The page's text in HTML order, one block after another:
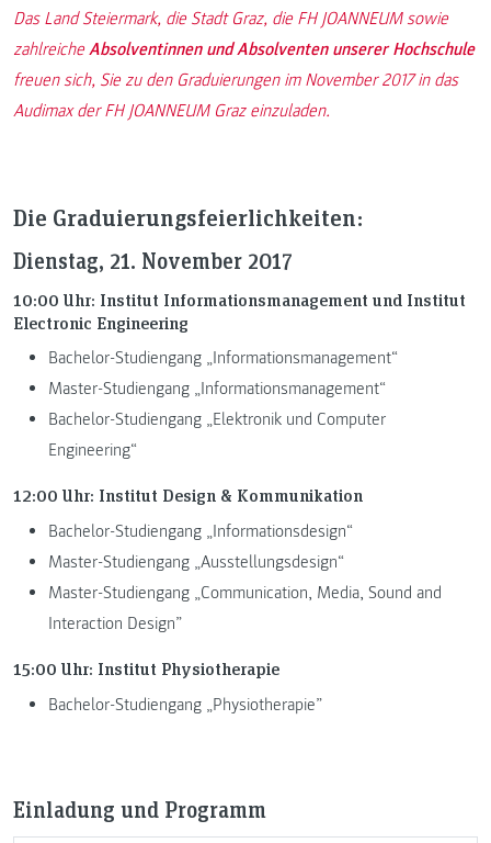
Das Land Steiermark, die Stadt Graz, die FH JOANNEUM sowie
zahlreiche Absolventinnen und Absolventen unserer Hochschule
freuen sich, Sie zu den Graduierungen im November 2017 in das
Audimax der FH JOANNEUM Graz einzuladen.
Die Graduierungsfeierlichkeiten:
Dienstag, 21. November 2017
10:00 Uhr: Institut Informationsmanagement und Institut
Electronic Engineering
Bachelor-Studiengang „Informationsmanagement“
Master-Studiengang „Informationsmanagement“
Bachelor-Studiengang „Elektronik und Computer
Engineering“
12:00 Uhr: Institut Design & Kommunikation
Bachelor-Studiengang „Informationsdesign“
Master-Studiengang „Ausstellungsdesign“
Master-Studiengang „Communication, Media, Sound and
Interaction Design”
15:00 Uhr: Institut Physiotherapie
Bachelor-Studiengang „Physiotherapie”
Einladung und Programm